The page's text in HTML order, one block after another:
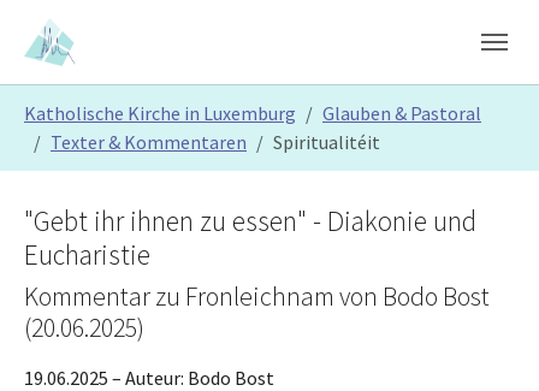
Skip to main content
Skip to page footer
Katholische Kirche in Luxemburg
Glauben & Pastoral
Texter & Kommentaren
Spiritualitéit
"Gebt ihr ihnen zu essen" - Diakonie und
Eucharistie
Kommentar zu Fronleichnam von Bodo Bost
(20.06.2025)
19.06.2025 – Auteur: Bodo Bost